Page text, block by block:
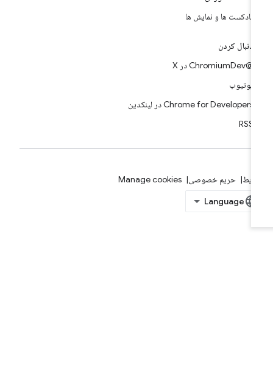
پادکست ها و نمایش ها
دنبال کردن
یوتیوب
Chrome for Developers در لینکدین
حریم خصوصی Manage cookies